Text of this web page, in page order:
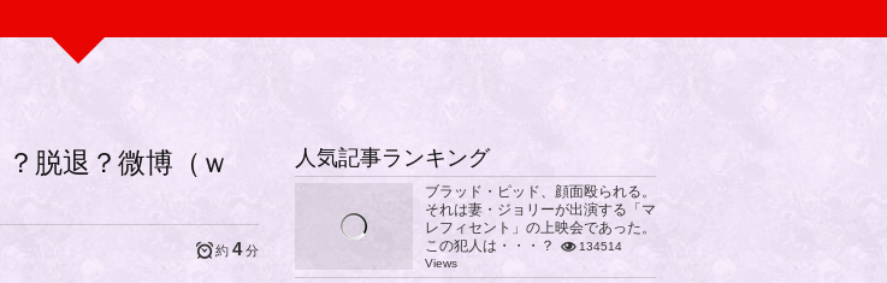
脱退？微博（ｗ
約 4分
人気記事ランキング
ブラッド・ピッド、顔面殴られる。
それは妻・ジョリーが出演する「マ
レフィセント」の上映会であった。
この犯人は・・・？
134514
Views